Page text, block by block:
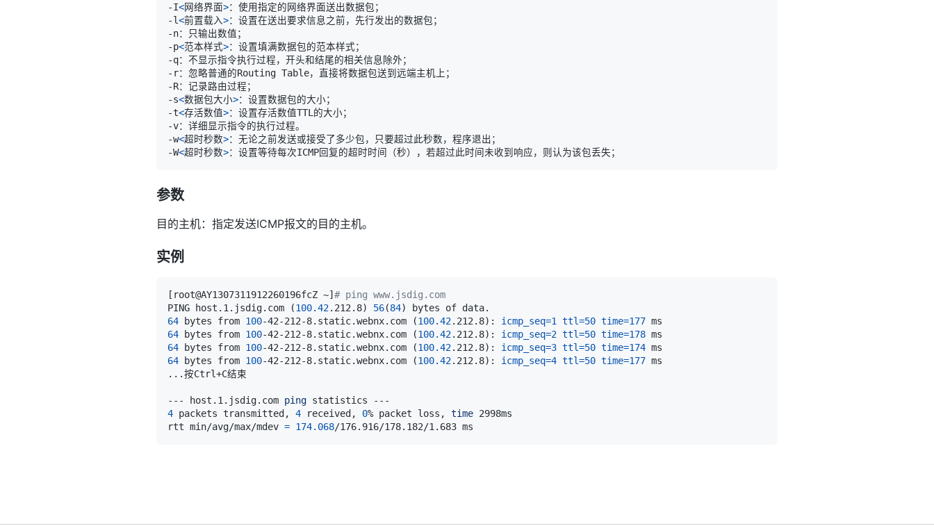
-I<网络界面>
-l<前置载入>
-p<范本样式>
-s<数据包大小>
-t<存活数值>
-w<超时秒数>
-W<超时秒数>
参数
目的主机：指定发送ICMP报文的目的主机。
实例
[ root@AY1307311912260196fcZ ~] # ping www.jsdig.com
PING host.1.jsdig.com
(100.42.212.8) 56(84)
64 bytes from 100-42-212-8.static.webnx.com (100.42.212.8) : icmp_seq=1 ttl=50 time=177
64 bytes from 100-42-212-8.static.webnx.com (100.42.212.8) : icmp_seq=2 ttl=50 time=178
64 bytes from 100-42-212-8.static.webnx.com (100.42.212.8) : icmp_seq=3 ttl=50 time=174
64 bytes from 100-42-212-8.static.webnx.com (100.42.212.8) : icmp_seq=4 ttl=50 time=177
..
--- host.1.jsdig.com ping
4 packets transmitted, 4 received, 0% packet loss, time
rtt min/avg/max/mdev = 174.068